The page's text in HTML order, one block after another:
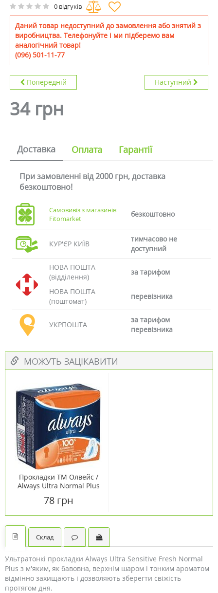
0 відгуків
Даний товар недоступний до замовлення або знятий з
виробництва. Телефонуйте і ми підберемо вам
аналогічний товар!
(096) 501-11-77
Попередній Наступний
34 грн
Доставка Оплата Гарантії
При замовленні від 2000 грн, доставка
безкоштовно!
Самовивіз з магазинів
Fitomarket
безкоштовно
КУР'ЄР КИЇВ
тимчасово не
доступний
НОВА ПОШТА
(відділення)
за тарифом
НОВА ПОШТА
(поштомат)
перевізника
УКРПОШТА
за тарифом
перевізника
МОЖУТЬ ЗАЦІКАВИТИ
Прокладки ТМ Олвейс /
Always Ultra Normal Plus
78 грн
Склад
Ультратонкі прокладки Always Ultra Sensitive Fresh Normal
Plus з м'яким, як бавовна, верхнім шаром і тонким ароматом
відмінно захищають і дозволяють зберегти свіжість
протягом дня.